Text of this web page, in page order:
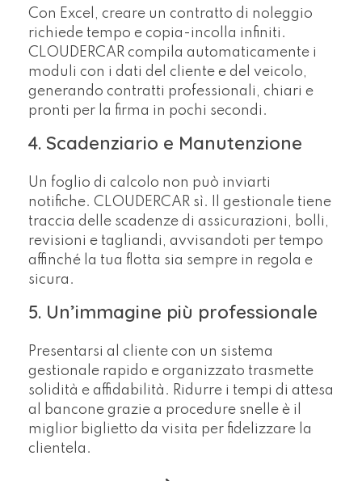
Con Excel, creare un contratto di noleggio
richiede tempo e copia-incolla infiniti.
CLOUDERCAR compila automaticamente i
moduli con i dati del cliente e del veicolo,
generando contratti professionali, chiari e
pronti per la firma in pochi secondi.
4. Scadenziario e Manutenzione
Un foglio di calcolo non può inviarti
notifiche. CLOUDERCAR sì. Il gestionale tiene
traccia delle scadenze di assicurazioni, bolli,
revisioni e tagliandi, avvisandoti per tempo
affinché la tua flotta sia sempre in regola e
sicura.
5. Un’immagine più professionale
Presentarsi al cliente con un sistema
gestionale rapido e organizzato trasmette
solidità e affidabilità. Ridurre i tempi di attesa
al bancone grazie a procedure snelle è il
miglior biglietto da visita per fidelizzare la
clientela.